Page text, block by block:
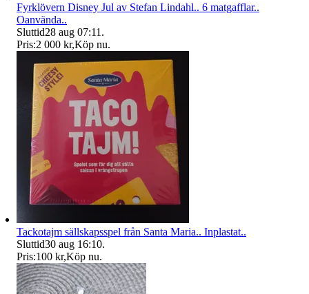
Fyrklövern Disney Jul av Stefan Lindahl.. 6 matgafflar..
Oanvända..
Sluttid28 aug 07:11 .
Pris:2 000 kr,Köp nu.
Tackotajm sällskapsspel från Santa Maria.. Inplastat..
Sluttid30 aug 16:10.
Pris:100 kr,Köp nu.